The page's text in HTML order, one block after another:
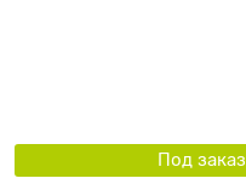
Под заказ